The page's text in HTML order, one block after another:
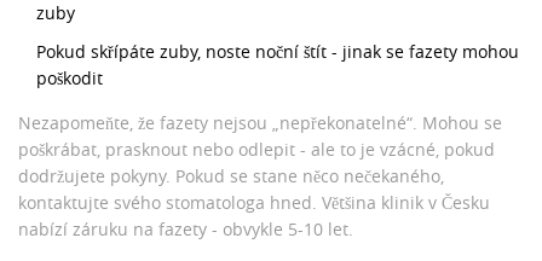
zuby
Pokud skřípáte zuby, noste noční štít - jinak se fazety mohou
poškodit
Nezapomeňte, že fazety nejsou „nepřekonatelné“. Mohou se
poškrábat, prasknout nebo odlepit - ale to je vzácné, pokud
dodržujete pokyny. Pokud se stane něco nečekaného,
kontaktujte svého stomatologa hned. Většina klinik v Česku
nabízí záruku na fazety - obvykle 5-10 let.